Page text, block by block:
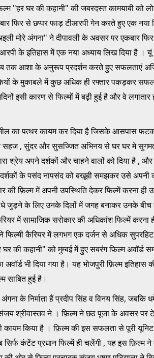
"हर घर की कहानी" की जबरदस्त कामयाबी को
फिर से छप्पर फाड़ टीआरपी गेन करते हुए एक नया
मोरे अंगना" ने दीपावली के अवसर पर एकबार
के इतिहास में एक नया अध्याय लिख दिया है । यूं
तक आशा के अनुरूप प्रदर्शन करते हुए सफलताएं
के मुकाबले में कुछ अधिक ही रफ्तार पकड़कर
इसी कारण से फिल्मों में बढ़ी हुई है और वे लगातार
का पत्थर कायम कर दिया है जिसके आसपास
सहज , सुंदर और सुसज्जित अभिनय से घर घर मे
श्रेय अपने दर्शकों और चाहने वालों को दिया है , और
के पसंद नापसंद को बखूबी समझकर उसे अपनी
की फ़िल्म में अपनी उपस्थिति देकर फिल्में करना ही
जुड़ने के लिए उनके दिलों में जगह बनाकर उनके बीच
में सामाजिक सरोकार की अधिकांश फिल्में करना
कैरियर में लगभग एक दर्जन से अधिक सुपरहिट
की कहानी" को मुम्बई में हुए सबरंग फ़िल्म अवॉर्ड
भी दिया गया है। यह भोजपुरी फ़िल्म इतिहास
साबित हुई है।
के निर्माता हैं प्रदीप सिंह व विनय सिंह, जबकि
संजय श्रीवास्तव ने । फ़िल्म ने छठ पूजा के अवसर पर
कायम किया है । फ़िल्म की इस सफलता से पूरी
कंटेंट प्रधान फिल्में ही चलेंगी , यह इस फ़िल्म ने